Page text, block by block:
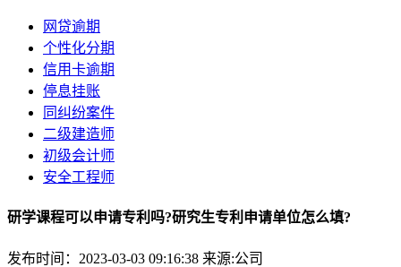
网贷逾期
个性化分期
信用卡逾期
停息挂账
同纠纷案件
二级建造师
初级会计师
安全工程师
研学课程可以申请专利吗?研究生专利申请单位怎么填?
发布时间：2023-03-03 09:16:38 来源:公司